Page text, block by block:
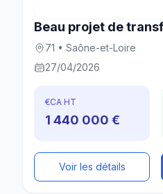
Beau projet de
71 • Saône-et-Loire
27/04/2026
€CA HT
1 440 000 €
Voir les détails